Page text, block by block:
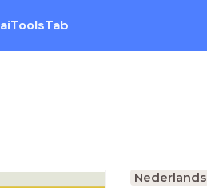
aiToolsTab
Nederlands